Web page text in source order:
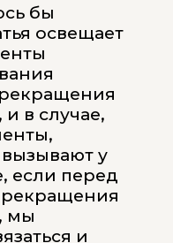
бы
освещает
в случае,
вызывают у
если перед
мы
и